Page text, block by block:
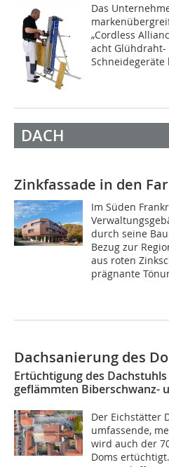
Das
„Cordless
acht Glühdraht-
Schneidegeräte
DACH
Zinkfassade in den
Im Süden
durch seine
Bezug zur
aus roten
prägnante
Dachsanierung des
Ertüchtigung des
geflämmten Biberschwanz-
Der Eichstätter
umfassende,
wird auch der
Doms